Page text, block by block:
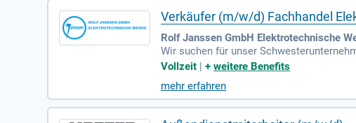
Verkäufer (m/w/d) Fachhandel
Rolf Janssen GmbH Elektrotechnische
Wir suchen für unser
X7RC APCT1_DE.
Vollzeit |+weitere Benefits
mehr erfahren